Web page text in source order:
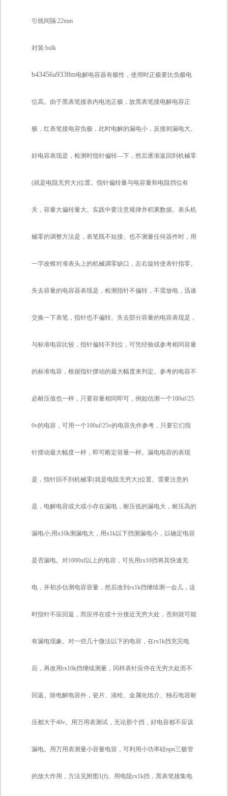
引线间隔:22mm
封装:bulk
b43456a9338m电解电容器有极性，使用时正极要比负极电
位高。由于黑表笔接表内电池正极，故黑表笔接电解电容正
极，红表笔接电容负极，此时电解的漏电小，反接则漏电大。
好电容表现是，检测时指针偏转—下，然后逐渐返回到机械零
(就是电阻无穷大)位置。指针偏转量与电容量和电阻挡位有
关，容量大偏转量大。实践中要注意规律并积累数据。表头机
械零的调整方法是，表笔既不短接、也不测量任何器件时，用
一字改锥对准表头上的机械调零缺口，左右旋转使表针指零。
失去容量的电容器表现是，检测指针不偏转，不需放电，迅速
交换一下表笔，指针也不偏转。失去部分容量的电容表现是，
与标准电容比较，指针偏转不到位，可凭经验或参考相同容量
的标准电容，根据指针摆动的最大幅度来判定。参考的电容不
必耐压值也一样，只要容量相同即可，例如估测一个100uf/25
0v的电容，可用一个100uf/25v的电容先作参考，只要它们指
针摆动最大幅度一样，即可断定容量一样。漏电电容的表现
是，指针回不到机械零(就是电阻无穷大)位置。需要注意的
是，电解电容或大或小存在漏电，耐压低的漏电大，耐压高的
漏电小;用x10k测漏电大，用x1k以下挡测漏电小，以确定电容
是否漏电。对1000uf以上的电容，可先用rx10挡将其快速充
电，并初步估测电容容量，然后改到rx1k挡继续测一会儿，这
时指针不应回返，而应停在或十分接近无穷大处，否则就可能
有漏电现象。对一些几十微法以下的电容，在rx1k挡充完电
后，再改用rx10k挡继续测量，同样表针应停在无穷大处而不
回返。除电解电容外，瓷片、涤纶、金属化纸介、独石电容耐
压都大于40v。用万用表测试，无论那个挡，好电容都不应该
漏电。用万用表测量小容量电容，可利用小功率硅npn三极管
的放大作用，方法见附图1(f)。用电阻rx1k挡，黑表笔接集电